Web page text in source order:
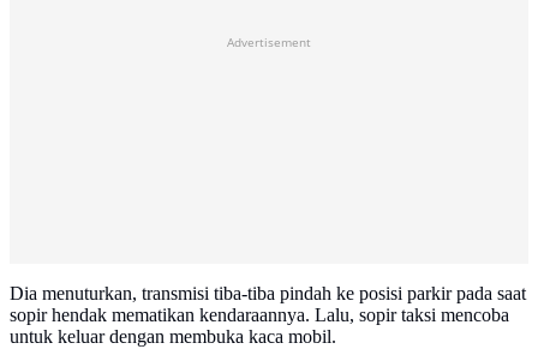
Advertisement
Dia menuturkan, transmisi tiba-tiba pindah ke posisi parkir pada saat
sopir hendak mematikan kendaraannya. Lalu, sopir taksi mencoba
untuk keluar dengan membuka kaca mobil.